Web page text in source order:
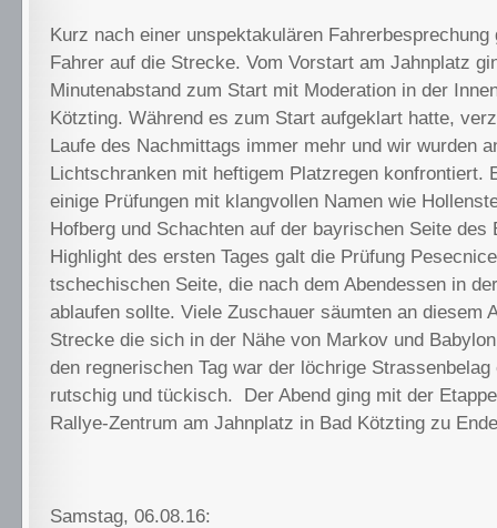
Kurz nach einer unspektakulären Fahrerbesprechung
Fahrer auf die Strecke. Vom Vorstart am Jahnplatz
Minutenabstand zum Start mit Moderation in der
Kötzting. Während es zum Start aufgeklart hatte,
Laufe des Nachmittags immer mehr und wir wurden
Lichtschranken mit heftigem Platzregen konfrontiert.
einige Prüfungen mit klangvollen Namen wie
Hofberg und Schachten auf der bayrischen Seite des
Highlight des ersten Tages galt die Prüfung
tschechischen Seite, die nach dem Abendessen in
ablaufen sollte. Viele Zuschauer säumten an diesem
Strecke die sich in der Nähe von Markov und
den regnerischen Tag war der löchrige Strassenbelag
rutschig und tückisch. Der Abend ging mit der
Rallye-Zentrum am Jahnplatz in Bad Kötzting zu
Samstag, 06.08.16: